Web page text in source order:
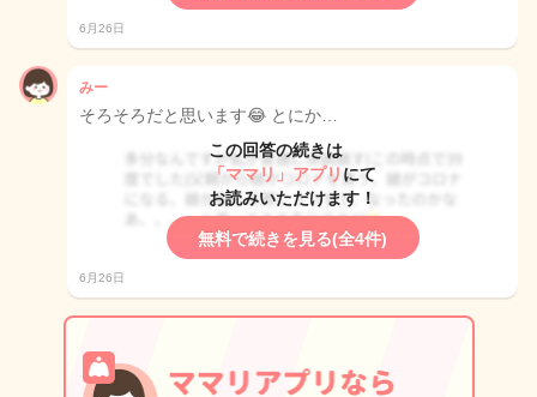
6月26日
みー
そろそろだと思います😂 とにか…
この回答の続きは
「ママリ」アプリ にて
お読みいただけます！
無料で続きを見る(全4件)
6月26日